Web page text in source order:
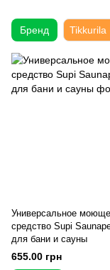
Бренд Tikkurila
Универсальное
средство Supi
для бани и сауны
655.00 грн